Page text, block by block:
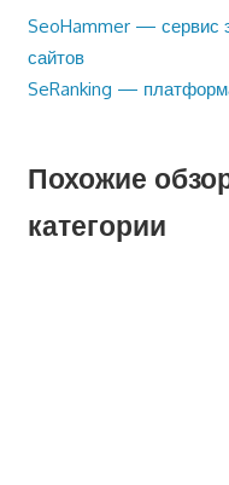
Навигация
по
Предыдущая
запись:
SeoHammer — сервис
сайтов
Следующая
SeRanking —
Похожие
категории